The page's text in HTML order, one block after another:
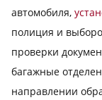
автомобиля,
полиция и
проверки
багажные
направлении